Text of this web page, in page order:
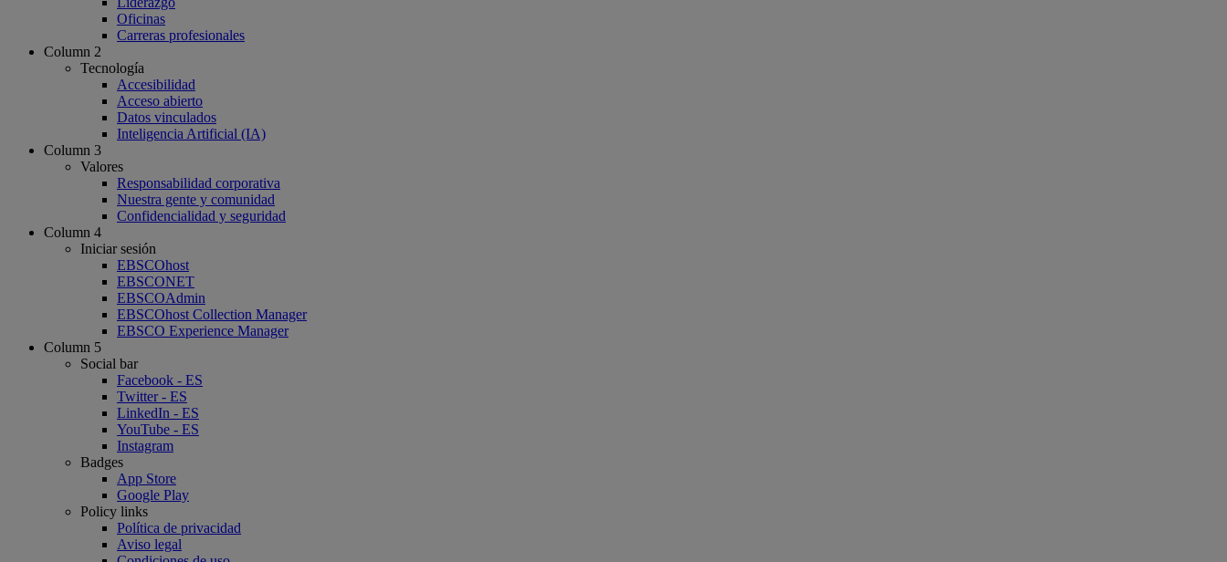
Oficinas
Carreras profesionales
Column 2
Tecnología
Accesibilidad
Acceso abierto
Datos vinculados
Inteligencia Artificial (IA)
Column 3
Valores
Responsabilidad corporativa
Nuestra gente y comunidad
Confidencialidad y seguridad
Column 4
Iniciar sesión
EBSCOhost
EBSCONET
EBSCOAdmin
EBSCOhost Collection Manager
EBSCO Experience Manager
Column 5
Social bar
Facebook - ES
Twitter - ES
LinkedIn - ES
YouTube - ES
Instagram
Badges
App Store
Google Play
Policy links
Política de privacidad
Aviso legal